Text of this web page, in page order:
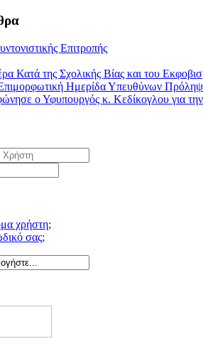
Επιτροπής
Κατά της Σχολικής Βίας και του
Ημερίδα Υπευθύνων
ο Υφυπουργός κ. Κεδίκογλου για
χρήστη;
σας;